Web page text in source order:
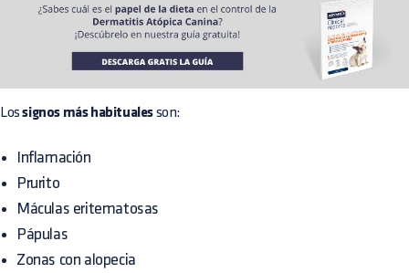
Lossignos más habituales son:
Inflamación
Prurito
Máculas eritematosas
Pápulas
Zonas con alopecia